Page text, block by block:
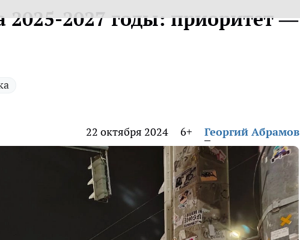
2027 годы: приоритет —
22 октября 2024 6+ Георгий Абрамов